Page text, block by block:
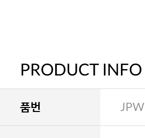
PRODUCT INFO
품번